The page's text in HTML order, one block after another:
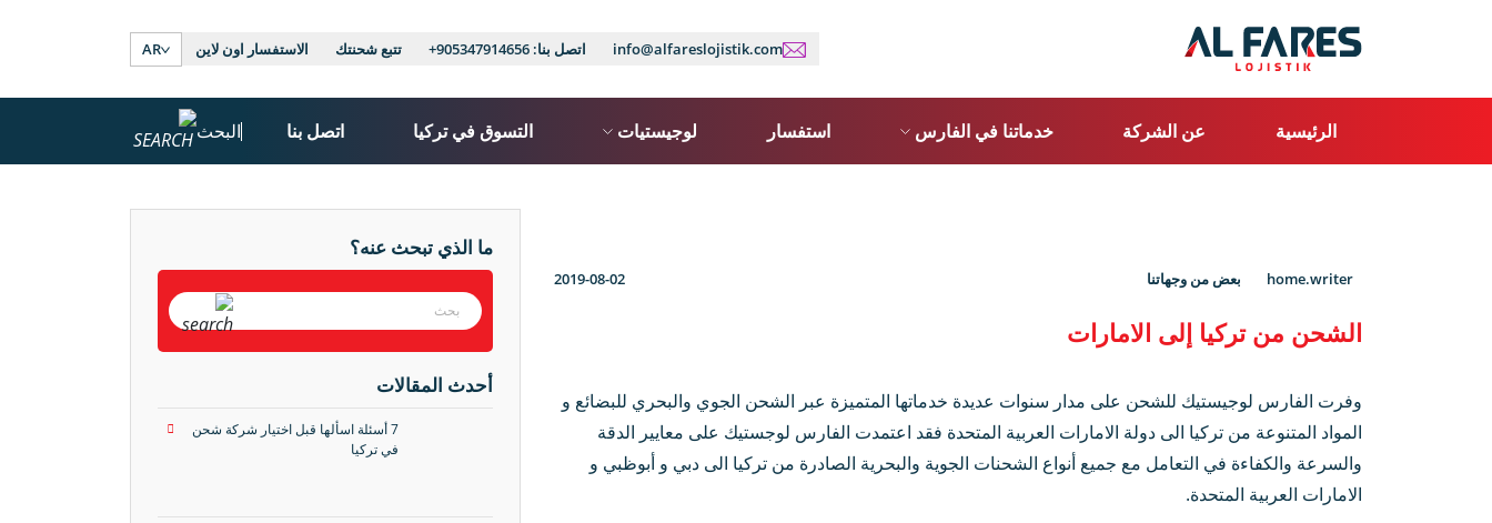
info@alfareslojistik.com اتصل بنا:+905347914656 تتبع شحنتك الاستفسار اون لاين AR
الرئيسية عن الشركة خدماتنا في الفارس استفسار لوجيستيات التسوق في تركيا اتصل بنا البحث
home.writer بعض من وجهاتنا
الشحن من تركيا إلى الامارات
وفرت الفارس لوجيستيك للشحن على مدار سنوات عديدة خدماتها المتميزة عبر الشحن الجوي والبحري للبضائع و
المواد المتنوعة من تركيا الى دولة الامارات العربية المتحدة فقد اعتمدت الفارس لوجستيك على معايير الدقة
والسرعة والكفاءة في التعامل مع جميع أنواع الشحنات الجوية والبحرية الصادرة من تركيا الى دبي و أبوظبي و
الامارات العربية المتحدة.
ما الذي تبحث عنه؟
أحدث المقالات
7 أسئلة اسألها قبل اختيار شركة شحن
في تركيا